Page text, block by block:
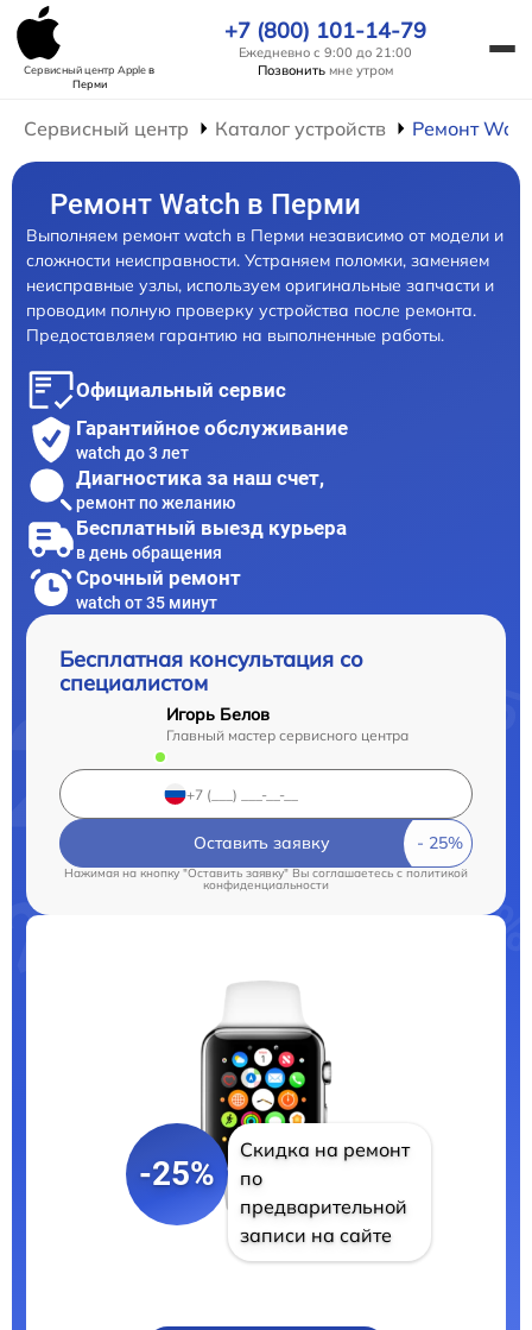
Сервисный центр Appleв
Перми
+7 (800) 101-14-79
Ежедневно с 9:00 до 21:00
Позвонить мне утром
Сервисный центр Каталог устройств Ремонт
Ремонт Watch в Перми
Выполняем ремонт watch в Перми независимо от модели и
сложности неисправности. Устраняем поломки, заменяем
неисправные узлы, используем оригинальные запчасти и
проводим полную проверку устройства после ремонта.
Предоставляем гарантию на выполненные работы.
Официальный сервис
Гарантийное обслуживание
watch до 3 лет
Диагностика за наш счет,
ремонт по желанию
Бесплатный выезд курьера
в день обращения
Срочный ремонт
watch от 35 минут
Бесплатная консультация со
специалистом
Игорь Белов
Главный мастер сервисного центра
Оставить заявку
Нажимая на кнопку "Оставить заявку" Вы соглашаетесь cполитикой
конфиденциальности
-25%
Скидка на ремонт
по
предварительной
записи на сайте